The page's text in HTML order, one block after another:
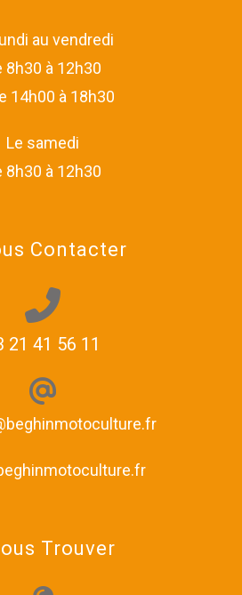
au vendredi
8h30 à 12h30
14h00 à 18h30
Le samedi
8h30 à 12h30
Contacter
21 41 56 11
Trouver